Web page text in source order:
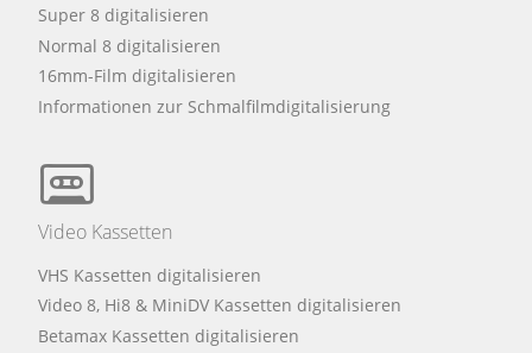
Super 8 digitalisieren
Normal 8 digitalisieren
16mm-Film digitalisieren
Informationen zur Schmalfilmdigitalisierung
Video Kassetten
VHS Kassetten digitalisieren
Video 8, Hi8 & MiniDV Kassetten digitalisieren
Betamax Kassetten digitalisieren